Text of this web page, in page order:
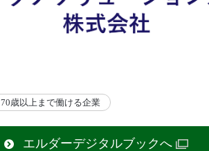
70歳以上まで働ける企業
エルダーデジタルブックへ